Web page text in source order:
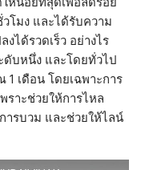
โมง และได้รับความ
ได้รวดเร็ว อย่างไร
ดับหนึ่ง และโดยทั่วไป
1 เดือน โดยเฉพาะการ
ราะช่วยให้การไหล
ารบวม และช่วยให้ไลน์